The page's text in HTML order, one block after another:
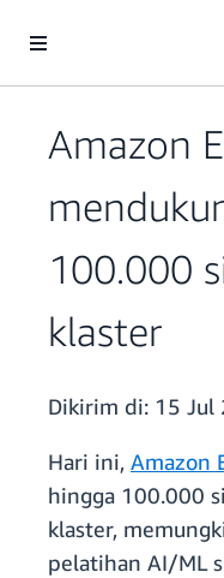
Amazon
100.000
klaster
Dikirim di: 15 Jul
Hari ini, Amazon
hingga 100.000
klaster,
pelatihan AI/ML